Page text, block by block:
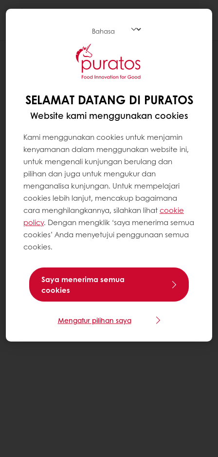
TEKNOLOGI PURASLIM DI DALAM
SELAMAT DATANG DI PURATOS
Website kami menggunakan cookies
Kami menggunakan cookies untuk menjamin
kenyamanan dalam menggunakan website ini,
untuk mengenali kunjungan berulang dan
pilihan dan juga untuk mengukur dan
menganalisa kunjungan. Untuk mempelajari
cookies lebih lanjut, mencakup bagaimana
cara menghilangkannya, silahkan lihatcookie
policy. Dengan mengklik ‘saya menerima semua
cookies’ Anda menyetujui penggunaan semua
cookies.
Saya menerima semua
cookies
Mengatur pilihan saya